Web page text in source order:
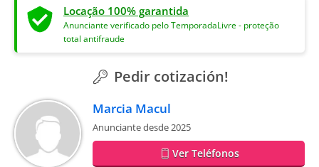
Locação 100% garantida
Anunciante verificado pelo TemporadaLivre - proteção
total antifraude
Pedir cotización!
Marcia Macul
Anunciante desde 2025
Ver Teléfonos